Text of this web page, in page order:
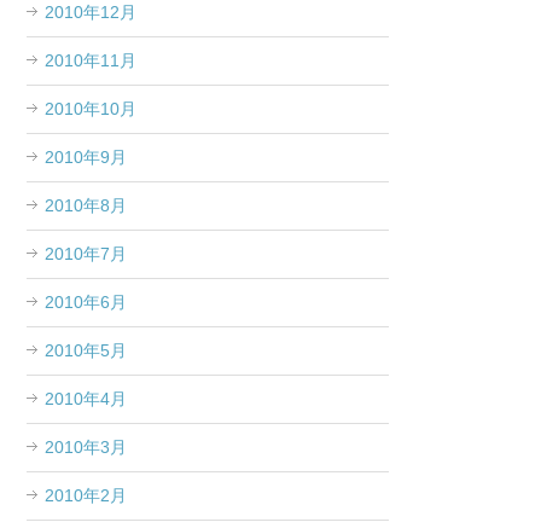
2010年12月
2010年11月
2010年10月
2010年9月
2010年8月
2010年7月
2010年6月
2010年5月
2010年4月
2010年3月
2010年2月